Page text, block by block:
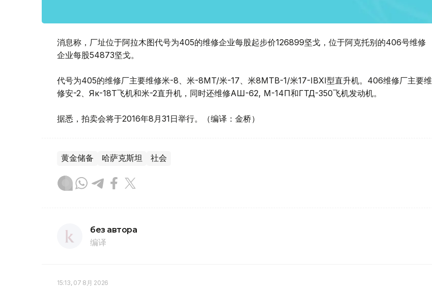
消息称，厂址位于阿拉木图代号为405的维修企业每股起步价126899坚戈，位于阿克托别的406号维修
企业每股54873坚戈。
代号为405的维修厂主要维修米-8、米-8MT/米-17、米8MTB-1/米17-IBXI型直升机。406维修厂主要维
修安-2、Як-18T飞机和米-2直升机，同时还维修АШ-62, М-14П和ГТД-350飞机发动机。
据悉，拍卖会将于2016年8月31日举行。（编译：金桥）
黄金储备 哈萨克斯坦 社会
без автора
编译
15:13, 07 8月 2026